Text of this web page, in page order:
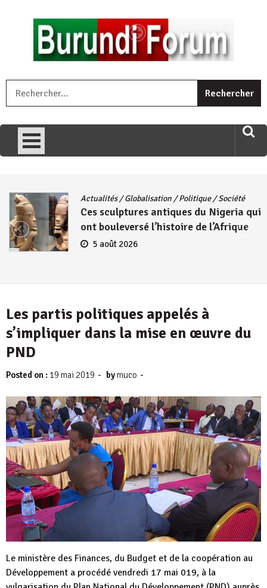
umariye umuryango wawe canke igihugu cakwibarutse .Wewe
uri ngaha ndagusigiye iki kibazo : Uriko ukora iki kugira ngo
Actualités/Globalisation/Politique/Société
Ces sculptures antiques du Nigeria qui
ont bouleversé l’histoire de l’Afrique
5 août 2026
Les partis politiques appelés à
s’impliquer dans la mise en œuvre du
PND
Posted on : 19 mai 2019 - bymuco -
Le ministère des Finances, du Budget et de la coopération au
Développement a procédé vendredi 17 mai 019, à la